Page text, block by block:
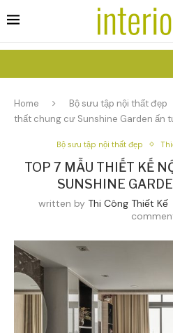
Home Bộ sưu tập nội thất đẹp
thất chung cư Sunshine Garden ấn
Bộ sưu tập nội thất đẹp
TOP 7 MẪU THIẾT KẾ
SUNSHINE
written by Thi Công Thiết Kế